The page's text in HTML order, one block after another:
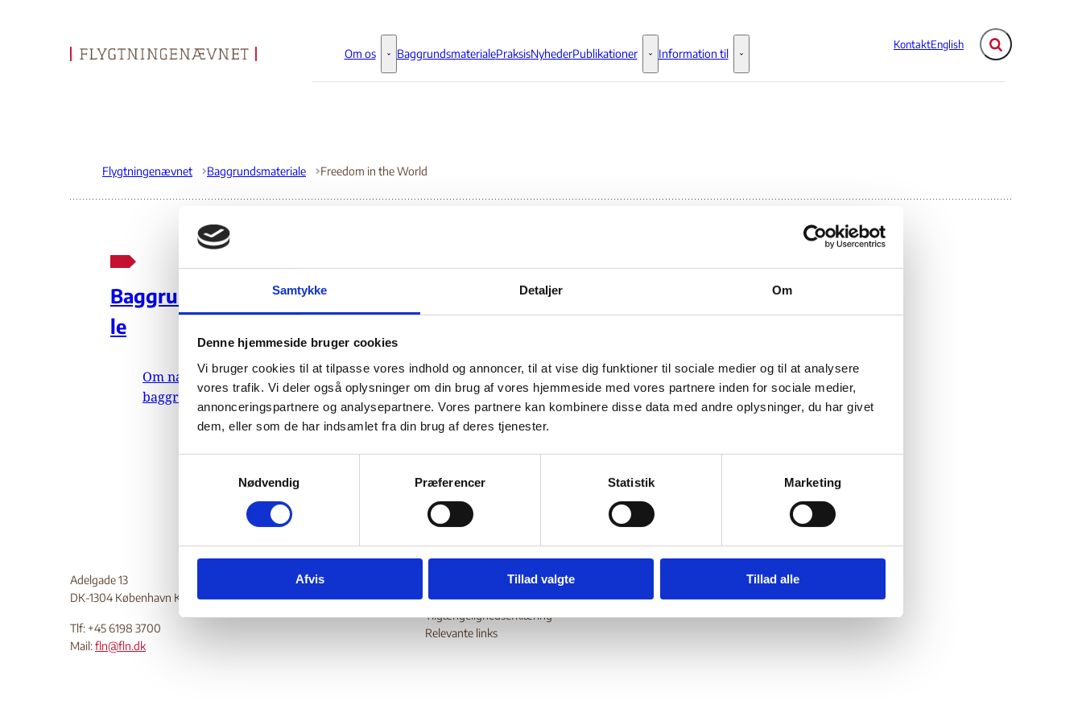
Samtykke Detaljer Om
Denne hjemmeside bruger cookies
Vi bruger cookies til at tilpasse vores indhold og annoncer, til at vise dig funktioner til sociale medier og til at analysere
vores trafik. Vi deler også oplysninger om din brug af vores hjemmeside med vores partnere inden for sociale medier,
annonceringspartnere og analysepartnere. Vores partnere kan kombinere disse data med andre oplysninger, du har givet
dem, eller som de har indsamlet fra din brug af deres tjenester.
e
v
Nødvendig Præferencer Statistik Marketing
Afvis Tillad valgte Tillad alle
Gå til forsiden
KontaktEnglish Fold søgefelt ud
Om os Om os - Flere links
BaggrundsmaterialePraksisNyhederPublikationer Publikationer - Flere links
Information til Information til - Flere links
Flygtningenævnet Baggrundsmateriale Freedom in the World
Baggrundsmateria
le
Om nævnets
baggrundsmateriale
Freedom in the World
menneskeretlige forhold i landet, herunder om ytrings-,presse-og
religionsfrihed , retssystemet og sharia-lovgivning , fængselsforhold,
overgreb begået af væbnede grupper, forholdene for
bevægelsesfrihed, forholdene forkvinder
Adelgade 13
DK-1304 København K
Tlf: +45 6198 3700
Mail:fln@fln.dk
Digital Post - Borger
Digital Post - Virksomheder
Tilgængelighedserklæring
Relevante links